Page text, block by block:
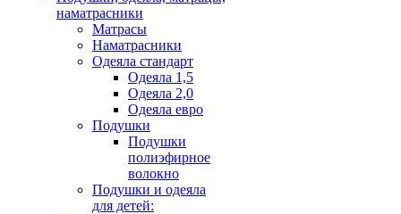
наматрасники
Матрасы
Наматрасники
Одеяла стандарт
Одеяла 1,5
Одеяла 2,0
Одеяла евро
Подушки
Подушки
полиэфирное
волокно
Подушки и одеяла
для детей: